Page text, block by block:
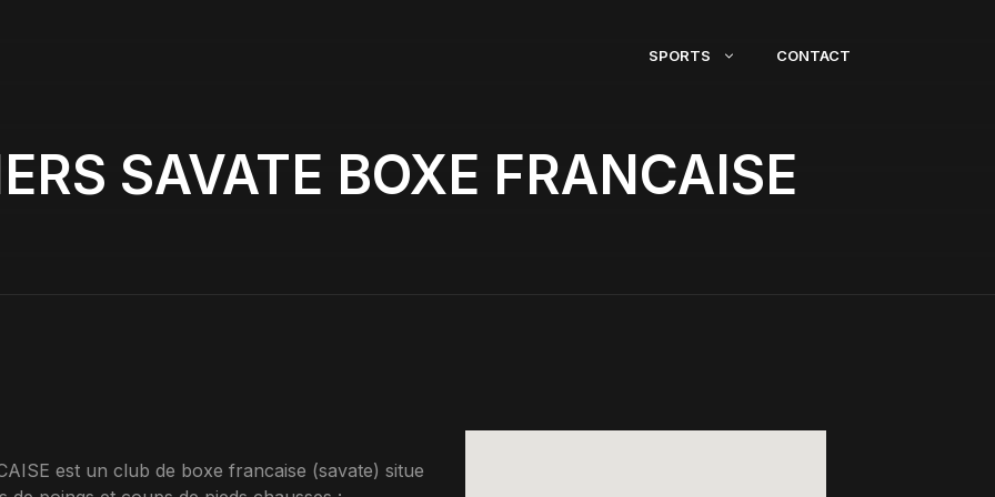
SPORTS CONTACT
SAVATE BOXE FRANCAISE
est un club de boxe francaise (savate) situe